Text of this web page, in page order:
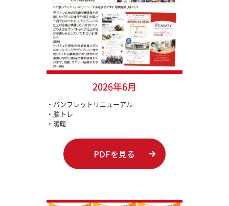
2026年6月
・パンフレットリニューアル
・脳トレ
・暖暖
PDFを見る